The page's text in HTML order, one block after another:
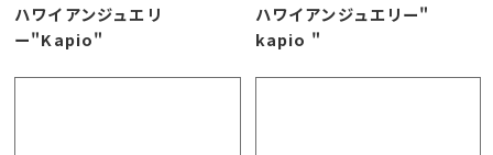
ハワイアンジュエリ
ー"Kapio"
ハワイアンジュエリー"
kapio "